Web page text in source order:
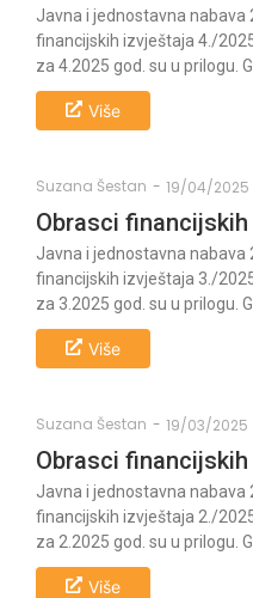
Javna i jednostavna
financijskih izvještaja 4./
za 4.2025 god. su u prilogu.
Više
Suzana Šestan - 19/04/2025
Obrasci
Javna i jednostavna
financijskih izvještaja 3./
za 3.2025 god. su u prilogu.
Više
Suzana Šestan - 19/03/2025
Obrasci
Javna i jednostavna
financijskih izvještaja 2./
za 2.2025 god. su u prilogu.
Više